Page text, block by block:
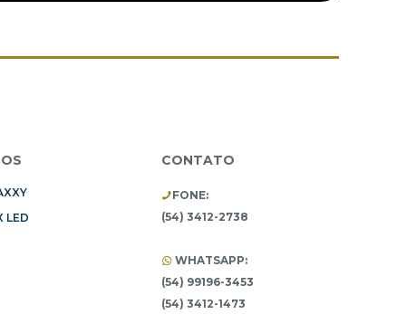
LED
CONTATO
FONE:
(54) 3412-2738
WHATSAPP:
(54) 99196-3453
(54) 3412-1473